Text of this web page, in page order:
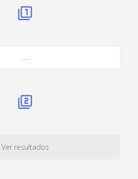
. . .
Ver resultados